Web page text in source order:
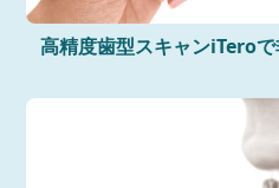
高精度歯型スキャンiTero